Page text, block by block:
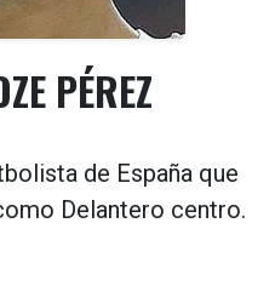
PÉREZ
de Españaque
Delantero centro.